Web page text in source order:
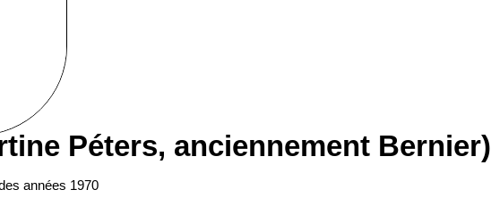
Péters, anciennement Bernier)
années 1970